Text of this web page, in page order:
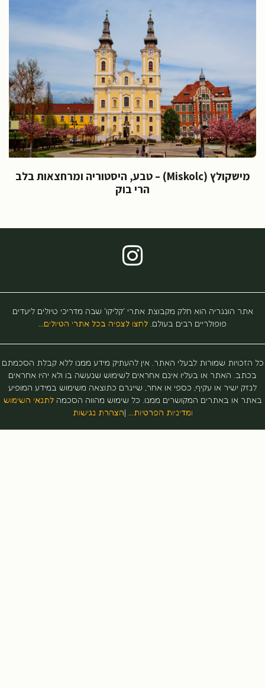
מישקולץ (Miskolc) – טבע, היסטוריה ומרחצאות בלב
הרי בוק
הונגריה הוא חלק מקבוצת אתרי 'קליקו' שבה מדריכי טיולים ליעדים
פופולריים רבים בעולם.לחצו לצפיה בכל אתרי הטיולים…
שמורות לבעלי האתר. אין להעתיק מידע ממנו ללא קבלת הסכמתם
האתר או בעליו אינם אחראים לשימוש שנעשה בו ולא יהיו אחראים
ישיר או עקיף, כספי או אחר, שייגרם כתוצאה משימוש במידע המופיע
או באתרים המקושרים ממנו. כל שימוש מהווה הסכמהלתנאי השימוש
ומדיניות הפרטיות… |הצהרת נגישות